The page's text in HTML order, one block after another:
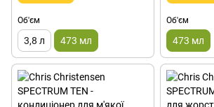
Об'єм
3,8 л 473 мл
Об'єм
473 мл